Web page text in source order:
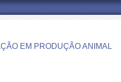
EM PRODUÇÃO ANIMAL